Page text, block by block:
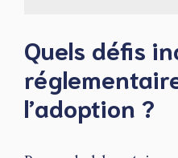
Quels défis
l’adoption ?